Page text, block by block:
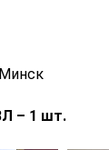
– 1 шт.